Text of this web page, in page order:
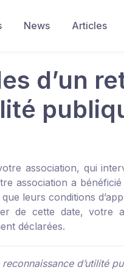
News Articles
d’un
association, qui
association a
leurs conditions
de cette date, votre
déclarées.
d’utilité